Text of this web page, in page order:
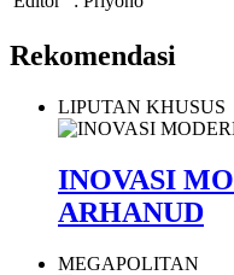
Rekomendasi
LIPUTAN KHUSUS
INOVASI
ARHANUD
MEGAPOLITAN